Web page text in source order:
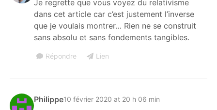
Je regrette que vous voyez du relativisme
dans cet article car c’est justement l’inverse
que je voulais montrer… Rien ne se construit
sans absolu et sans fondements tangibles.
Répondre Lien
Philippe10 février 2020 at 20 h 06 min